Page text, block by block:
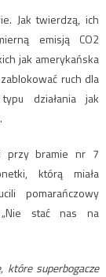
Jak twierdzą, ich
emisją CO2
jak amerykańska
ruch dla
działania jak
przy bramie nr 7
którą miała
pomarańczowy
stać nas na
które superbogacze